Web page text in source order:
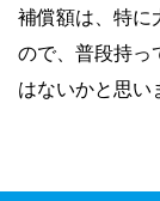
補償額は、特に
ので、普段持っ
はないかと思い